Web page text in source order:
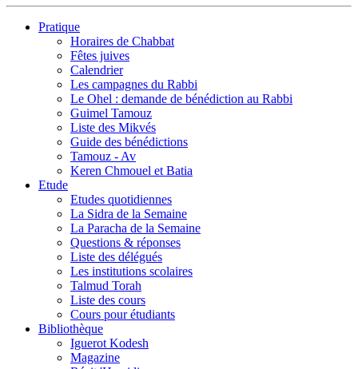
Pratique
Horaires de Chabbat
Fêtes juives
Calendrier
Les campagnes du Rabbi
Le Ohel : demande de bénédiction au Rabbi
Guimel Tamouz
Liste des Mikvés
Guide des bénédictions
Tamouz - Av
Keren Chmouel et Batia
Etude
Etudes quotidiennes
La Sidra de la Semaine
La Paracha de la Semaine
Questions & réponses
Liste des délégués
Les institutions scolaires
Talmud Torah
Liste des cours
Cours pour étudiants
Bibliothèque
Iguerot Kodesh
Magazine